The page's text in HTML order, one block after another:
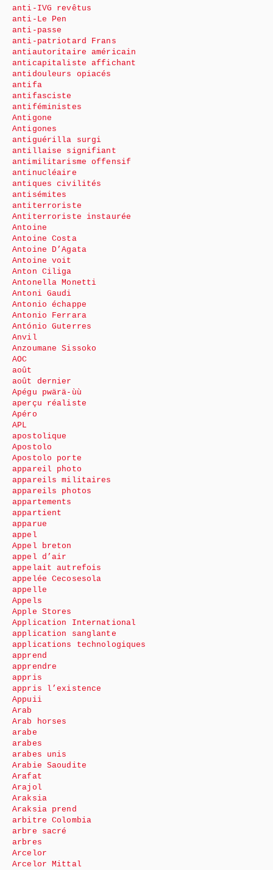
anti-IVG revêtus
anti-Le Pen
anti-passe
anti-patriotard Frans
antiautoritaire américain
anticapitaliste affichant
antidouleurs opiacés
antifa
antifasciste
antiféministes
Antigone
Antigones
antiguérilla surgi
antillaise signifiant
antimilitarisme offensif
antinucléaire
antiques civilités
antisémites
antiterroriste
Antiterroriste instaurée
Antoine
Antoine Costa
Antoine D’Agata
Antoine voit
Anton Ciliga
Antonella Monetti
Antoni Gaudi
Antonio échappe
Antonio Ferrara
António Guterres
Anvil
Anzoumane Sissoko
AOC
août
août dernier
Apégu pwärä-ùù
aperçu réaliste
Apéro
APL
apostolique
Apostolo
Apostolo porte
appareil photo
appareils militaires
appareils photos
appartements
appartient
apparue
appel
Appel breton
appel d’air
appelait autrefois
appelée Cecosesola
appelle
Appels
Apple Stores
Application International
application sanglante
applications technologiques
apprend
apprendre
appris
appris l’existence
Appuii
Arab
Arab horses
arabe
arabes
arabes unis
Arabie Saoudite
Arafat
Arajol
Araksia
Araksia prend
arbitre Colombia
arbre sacré
arbres
Arcelor
Arcelor Mittal